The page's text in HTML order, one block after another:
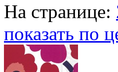
На странице:
показать по